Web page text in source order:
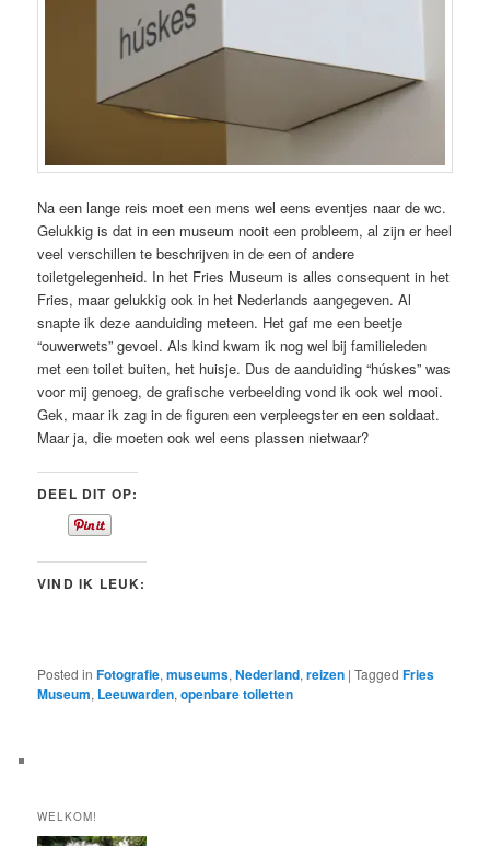
Na een lange reis moet een mens wel eens eventjes naar de wc.
Gelukkig is dat in een museum nooit een probleem, al zijn er heel
veel verschillen te beschrijven in de een of andere
toiletgelegenheid. In het Fries Museum is alles consequent in het
Fries, maar gelukkig ook in het Nederlands aangegeven. Al
snapte ik deze aanduiding meteen. Het gaf me een beetje
“ouwerwets” gevoel. Als kind kwam ik nog wel bij familieleden
met een toilet buiten, het huisje. Dus de aanduiding “húskes” was
voor mij genoeg, de grafische verbeelding vond ik ook wel mooi.
Gek, maar ik zag in de figuren een verpleegster en een soldaat.
Maar ja, die moeten ook wel eens plassen nietwaar?
DEEL DIT OP:
VIND IK LEUK:
Posted in Fotografie,museums,Nederland,reizen |Tagged Fries
Museum, Leeuwarden,openbare toiletten
WELKOM!